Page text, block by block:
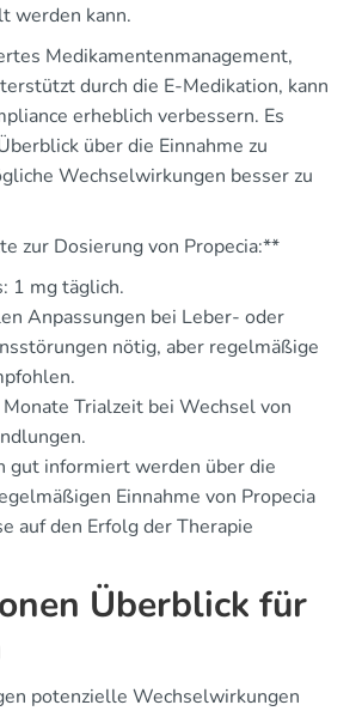
werden kann.
Medikamentenmanagement,
durch die E-Medikation, kann
erheblich verbessern. Es
über die Einnahme zu
Wechselwirkungen besser zu
zur Dosierung von Propecia:**
1 mg täglich.
Anpassungen bei Leber- oder
nötig, aber regelmäßige
Trialzeit bei Wechsel von
gut informiert werden über die
Einnahme von Propecia
auf den Erfolg der Therapie
Überblick für
potenzielle Wechselwirkungen